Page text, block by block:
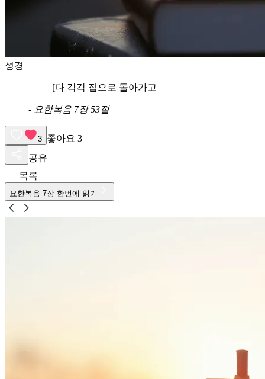
성경
[다 각각 집으로 돌아가고
- 요한복음 7장 53절
3 좋아요 3
공유
목록
요한복음 7장 한번에 읽기